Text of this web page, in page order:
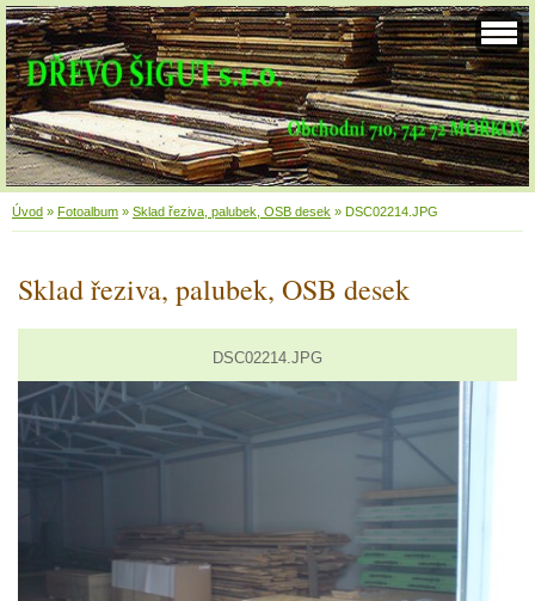
Úvod » Fotoalbum » Sklad řeziva, palubek, OSB desek » DSC02214.JPG
Sklad řeziva, palubek, OSB desek
DSC02214.JPG